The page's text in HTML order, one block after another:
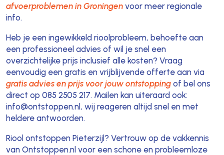
afvoerproblemen in Groningenvoor meer regionale
info.
Heb je een ingewikkeld rioolprobleem, behoefte aan
een professioneel advies of wil je snel een
overzichtelijke prijs inclusief alle kosten? Vraag
eenvoudig een gratis en vrijblijvende offerte aan via
gratis advies en prijs voor jouw ontstoppingof bel ons
direct op 085 2505 217. Mailen kan uiteraard ook:
info@ontstoppen.nl, wij reageren altijd snel en met
heldere antwoorden.
Riool ontstoppen Pieterzijl? Vertrouw op de vakkennis
van Ontstoppen.nl voor een schone en probleemloze